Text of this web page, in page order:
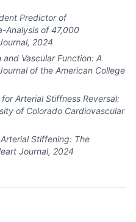
Predictor of
Analysis of 47,000
2024
Vascular Function: A
of the American College
Arterial Stiffness Reversal:
of Colorado Cardiovascular
Stiffening: The
Journal, 2024